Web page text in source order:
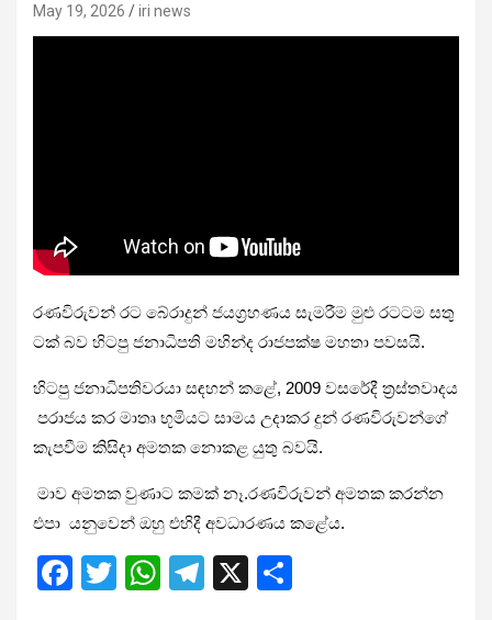
May 19, 2026 iri news
රණවිරුවන් රට බේරාදුන් ජයග්‍රහණය සැමරීම මුළු රටටම සතු
ටක් බව හිටපු ජනාධිපති මහින්ද රාජපක්ෂ මහතා පවසයි.
හිටපු ජනාධිපතිවරයා සඳහන් කළේ, 2009 වසරේදී ත්‍රස්තවාදය
පරාජය කර මාතෘ භූමියට සාමය උදාකර දුන් රණවිරුවන්ගේ
කැපවීම කිසිදා අමතක නොකළ යුතු බවයි.
මාව අමතක වුණාට කමක් නෑ.රණවිරුවන් අමතක කරන්න
එපා යනුවෙන් ඔහු එහිදී අවධාරණය කළේය.
F
T
W T
X